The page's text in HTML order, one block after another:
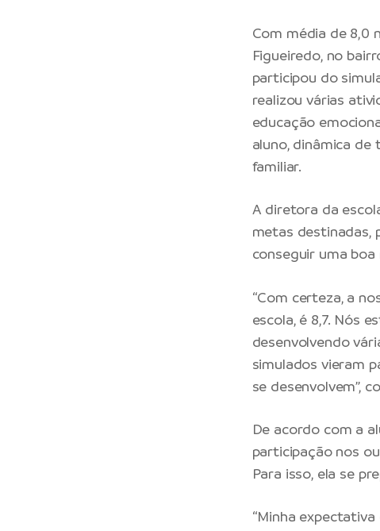
Com média de 8,0
Figueiredo, no
participou do
realizou várias
educação
aluno, dinâmica
familiar.
A diretora da
metas destinadas,
conseguir uma
“Com certeza, a
escola, é 8,7. Nós
desenvolvendo
simulados vieram
se desenvolvem”,
De acordo com a
participação nos
Para isso, ela se
“Minha